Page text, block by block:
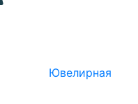
Ювелирная